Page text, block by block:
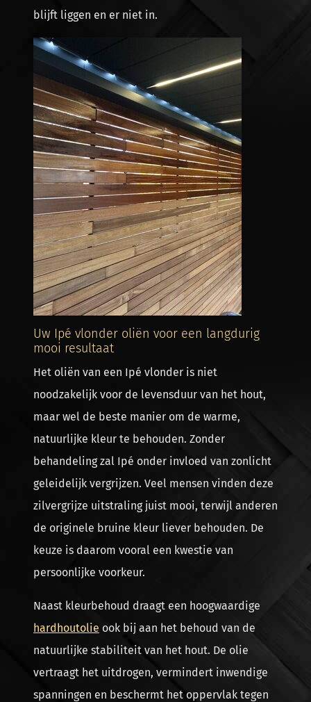
blijft liggen en er niet in.
Uw Ipé vlonder oliën voor een langdurig
mooi resultaat
Het oliën van een Ipé vlonder is niet
noodzakelijk voor de levensduur van het hout,
maar wel de beste manier om de warme,
natuurlijke kleur te behouden. Zonder
behandeling zal Ipé onder invloed van zonlicht
geleidelijk vergrijzen. Veel mensen vinden deze
zilvergrijze uitstraling juist mooi, terwijl anderen
de originele bruine kleur liever behouden. De
keuze is daarom vooral een kwestie van
persoonlijke voorkeur.
Naast kleurbehoud draagt een hoogwaardige
hardhoutolie ook bij aan het behoud van de
natuurlijke stabiliteit van het hout. De olie
vertraagt het uitdrogen, vermindert inwendige
spanningen en beschermt het oppervlak tegen